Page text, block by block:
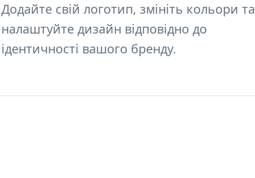
Додайте свій логотип, змініть кольори та
налаштуйте дизайн відповідно до
ідентичності вашого бренду.